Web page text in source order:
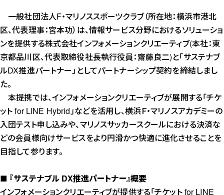
一般社団法人F・マリノススポーツクラブ（所在地：横浜市港北
区、代表理事：宮本功）は、情報サービス分野におけるソリューショ
ンを提供する株式会社インフォメーションクリエーティブ(本社：東
京都品川区、代表取締役社長執行役員：齋藤良二)と「サステナブ
ルDX推進パートナー」としてパートナーシップ契約を締結しまし
た。
本提携では、インフォメーションクリエーティブが展開する「チケ
ット for LINE Hybrid」などを活用し、横浜Ｆ・マリノスアカデミーの
入団テスト申し込みや、マリノスサッカースクールにおける決済な
どの会員様向けサービスをより円滑かつ快適に進化させることを
目指して参ります。
■ 『サステナブル DX推進パートナー』概要
インフォメーションクリエーティブが提供する「チケット for LINE